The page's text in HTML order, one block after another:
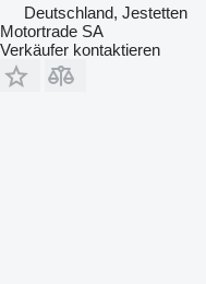
Deutschland, Jestetten
Motortrade SA
Verkäufer kontaktieren